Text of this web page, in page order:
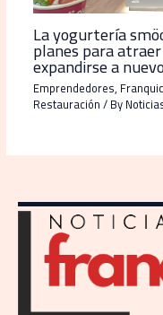
La yogurtería
planes para
expandirse a
Emprendedores,
Restauración/ By